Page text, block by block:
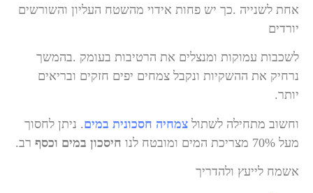
אחת לשנייה .כך יש פחות אידוי מהשטח העליון והשורשים
יורדים
לשכבות עמוקות ומנצלים את הרטיבות בעומק .בהמשך
נרחיק את ההשקיות ונקבל צמחים יפים חזקים ובריאים
יותר.
וחשוב מתחילה לשתול צמחיה חסכונית במים. ניתן לחסוך
מעל 70% מצריכת המים ומובטח לנו
חיסכון במים וכסף רב.
אשמח לייעץ ולהדריך